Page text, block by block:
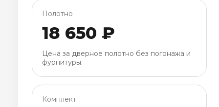
Полотно
18 650 ₽
Цена за дверное полотно без погонажа и
фурнитуры.
Комплект